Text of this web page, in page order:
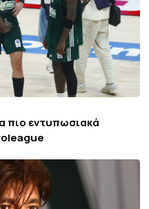
πιο εντυπωσιακά